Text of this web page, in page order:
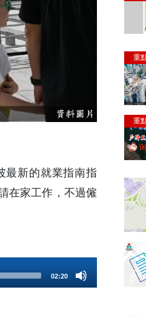
最新的就業指南指
在家工作，不過僱
02:20